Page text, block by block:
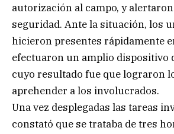
autorización al campo, y
seguridad. Ante la situación, los
hicieron presentes rápidamente
efectuaron un amplio dispositivo
cuyo resultado fue que lograron
aprehender a los involucrados.
Una vez desplegadas las tareas
constató que se trataba de tres